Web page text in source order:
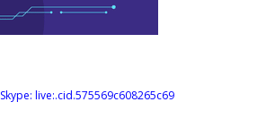
Skype: live:.cid.575569c608265c69